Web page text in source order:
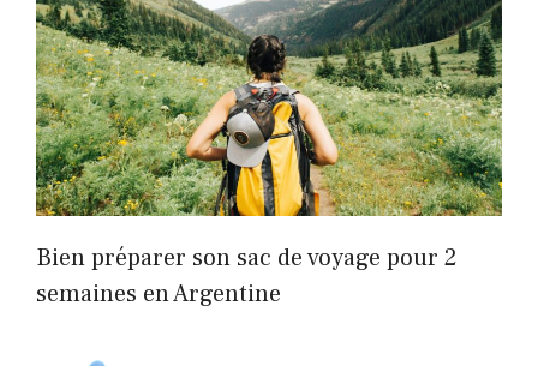
Bien préparer son sac de voyage pour 2
semaines en Argentine